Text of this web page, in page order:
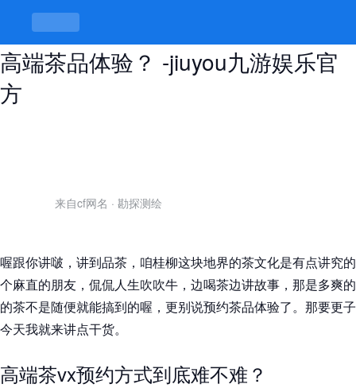
高端茶vx的预约方式，如何简单预约
高端茶品体验？ -jiuyou九游娱乐官
方
来自cf网名 · 勘探测绘
喔跟你讲啵，讲到品茶，咱桂柳这块地界的茶文化是有点讲究
个麻直的朋友，侃侃人生吹吹牛，边喝茶边讲故事，那是多爽
的茶不是随便就能搞到的喔，更别说预约茶品体验了。那要更
今天我就来讲点干货。
高端茶vx预约方式到底难不难？